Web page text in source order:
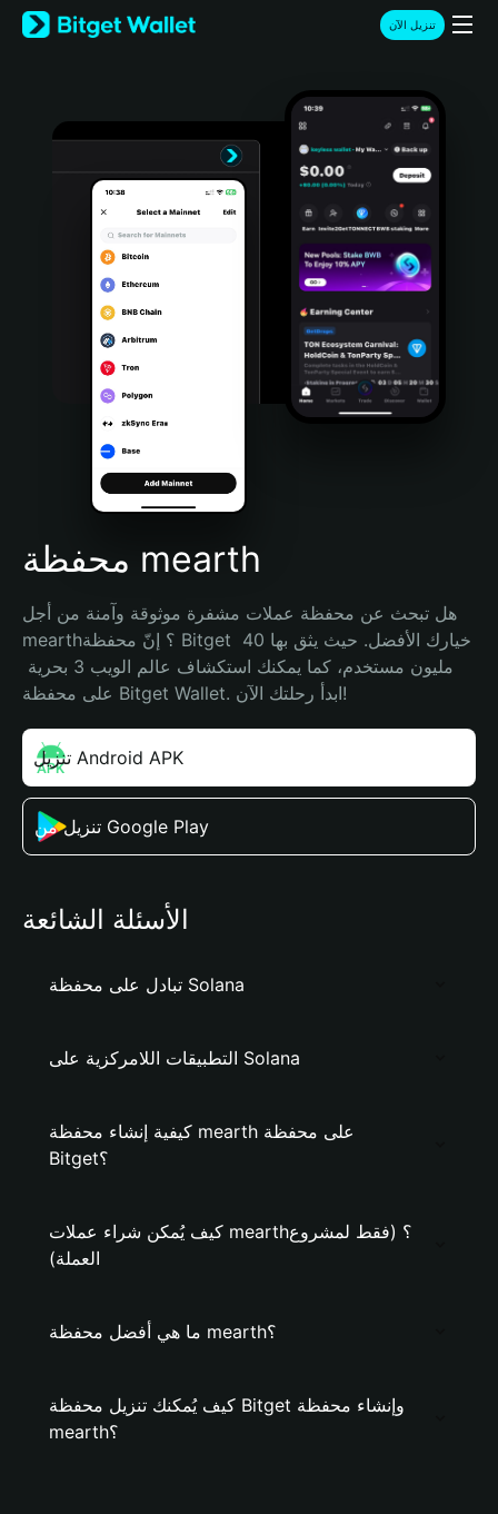
English
日本語
Türkçe
Português (Portugal)
Bahasa Indonesia
Português (Brasil)
Español (Argentina)
تنزيل الآن
محفظة mearth
هل تبحث عن محفظة عملات مشفرة موثوقة وآمنة من أجل
mearth؟ إنّ محفظة Bitget خيارك الأفضل. حيث يثق بها 40
على محفظة Bitget Wallet. ابدأ رحلتك الآن!
تنزيل Android APK
تنزيل من Google Play
الأسئلة الشائعة
تبادل على محفظة Solana
التطبيقات اللامركزية على Solana
كيفية إنشاء محفظة mearth على محفظة
Bitget؟
كيف يُمكن شراء عملات mearth؟ (فقط لمشروع
العملة)
ما هي أفضل محفظة mearth؟
كيف يُمكنك تنزيل محفظة Bitget وإنشاء محفظة
mearth؟